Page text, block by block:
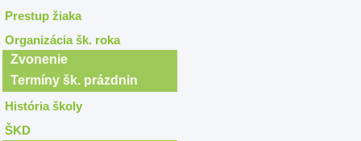
Prestup žiaka
Organizácia šk. roka
Zvonenie
Termíny šk. prázdnin
História školy
ŠKD